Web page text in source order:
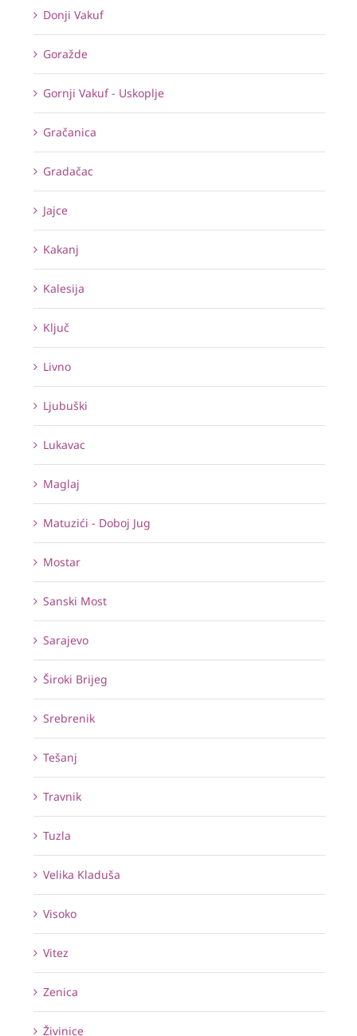
Donji Vakuf
Goražde
Gornji Vakuf - Uskoplje
Gračanica
Gradačac
Jajce
Kakanj
Kalesija
Ključ
Livno
Ljubuški
Lukavac
Maglaj
Matuzići - Doboj Jug
Mostar
Sanski Most
Sarajevo
Široki Brijeg
Srebrenik
Tešanj
Travnik
Tuzla
Velika Kladuša
Visoko
Vitez
Zenica
Živinice